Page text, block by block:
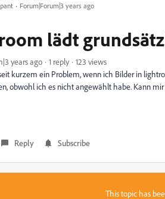
Forum|Forum|3 years ago
lädt
years ago 1 reply
123 views
kurzem ein Problem, wenn ich Bilder in
obwohl ich es nicht angewählt habe. Kann
Reply Subscribe
This topic has